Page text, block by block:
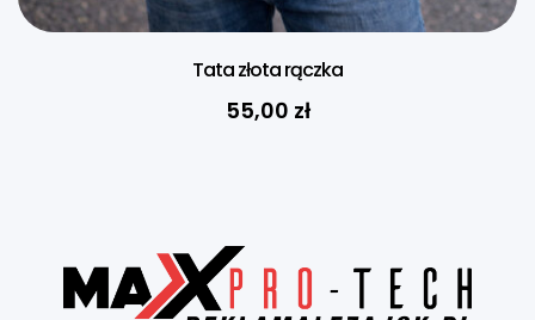
Tata złota rączka
55,00 zł